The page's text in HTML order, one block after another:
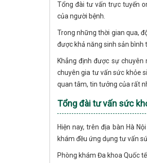
Tổng đài tư vấn trực tuyến
của người bệnh.
Trong những thời gian qua,
được khả năng sinh sản bình
Khẳng định được sự
chuyên gia tư vấn sức khỏe
quan tâm, tin tưởng của rất
Tổng đài tư vấn sức
Hiện nay, trên địa bàn Hà
khám đều ứng dụng tư vấn
Phòng khám Đa khoa Quốc